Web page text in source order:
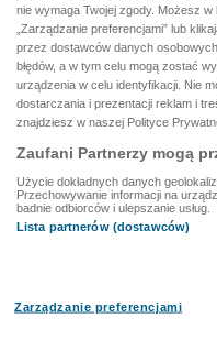
nie wymaga Twojej zgody. Możesz
„Zarządzanie preferencjami” lub
przez dostawców danych
błędów, a w tym celu mogą zostać
urządzenia w celu identyfikacji. Nie
dostarczania i prezentacji reklam i
znajdziesz w naszej Polityce
Zaufani Partnerzy mogą
Użycie dokładnych danych
Przechowywanie informacji na
badnie odbiorców i ulepszanie usług.
Lista partnerów (dostawców)
Zarządzanie preferencjami